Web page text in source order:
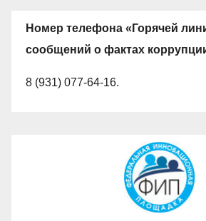
Номер телефона «Горячей
сообщений о фактах
8 (931) 077-64-16.